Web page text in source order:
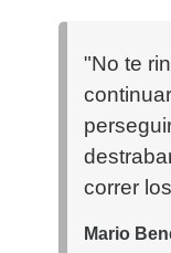
"No te
correr
Mario